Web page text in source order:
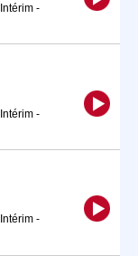
Intérim -
Intérim -
Intérim -